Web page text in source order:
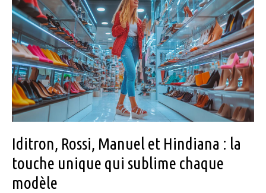
Iditron, Rossi, Manuel et Hindiana : la
touche unique qui sublime chaque
modèle